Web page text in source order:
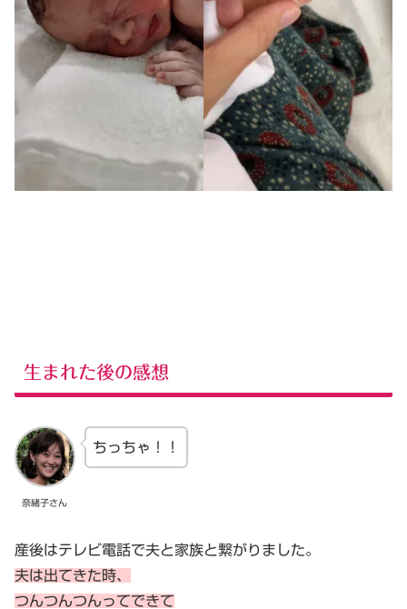
生まれた後の感想
奈緒子さん
ちっちゃ！！
産後はテレビ電話で夫と家族と繋がりました。
夫は出てきた時、
つんつんつんってできて